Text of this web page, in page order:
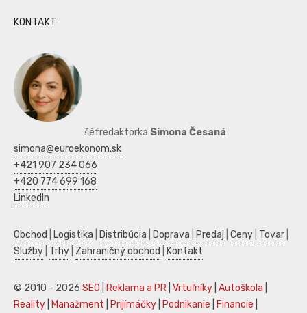
KONTAKT
šéfredaktorka Simona Česaná
simona@euroekonom.sk
+421 907 234 066
+420 774 699 168
LinkedIn
Obchod Logistika Distribúcia Doprava Predaj Ceny Tovar
Služby Trhy Zahraničný obchod Kontakt
© 2010 - 2026 SEO Reklama a PR Vrtuľníky Autoškola
Reality
Manažment Prijímáčky Podnikanie Financie